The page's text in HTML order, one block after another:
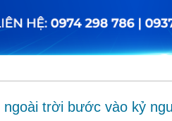
trời bước vào kỷ